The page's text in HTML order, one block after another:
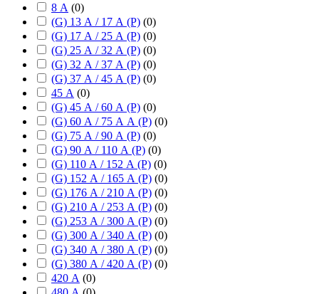
8 А (0)
(G) 13 А / 17 А (P) (0)
(G) 17 А / 25 А (P) (0)
(G) 25 А / 32 А (P) (0)
(G) 32 А / 37 А (P) (0)
(G) 37 А / 45 А (P) (0)
45 А (0)
(G) 45 А / 60 А (P) (0)
(G) 60 А / 75 А А (P) (0)
(G) 75 А / 90 А (P) (0)
(G) 90 А / 110 А (P) (0)
(G) 110 А / 152 А (P) (0)
(G) 152 А / 165 А (P) (0)
(G) 176 А / 210 А (P) (0)
(G) 210 А / 253 А (P) (0)
(G) 253 А / 300 А (P) (0)
(G) 300 А / 340 А (P) (0)
(G) 340 А / 380 А (P) (0)
(G) 380 А / 420 А (P) (0)
420 А (0)